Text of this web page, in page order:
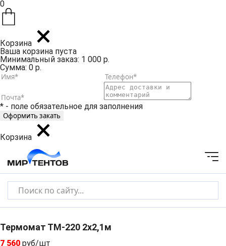
0
Корзина
Ваша корзина пуста
Минимальный заказ: 1 000 р.
Сумма: 0 р.
* - поле обязательное для заполнения
Корзина
Термомат ТМ-220 2x2,1м
7 560 руб/шт